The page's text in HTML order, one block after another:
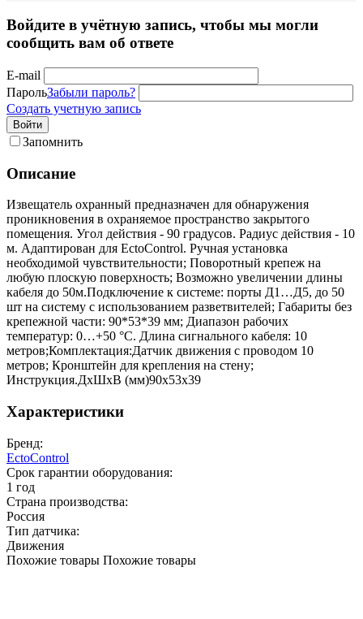
Войдите в учётную запись, чтобы мы могли
сообщить вам об ответе
E-mail
ПарольЗабыли пароль?
Создать учетную запись
Войти
Запомнить
Описание
Извещатель охранный предназначен для обнаружения
проникновения в охраняемое пространство закрытого
помещения. Угол действия - 90 градусов. Радиус действия - 10
м. Адаптирован для EctoControl. Ручная установка
необходимой чувствительности; Поворотный крепеж на
любую плоскую поверхность; Возможно увеличении длины
кабеля до 50м.Подключение к системе: порты Д1…Д5, до 50
шт на систему с использованием разветвителей; Габариты без
крепежной части: 90*53*39 мм; Диапазон рабочих
температур: 0…+50 °С. Длина сигнального кабеля: 10
метров;Комплектация:Датчик движения с проводом 10
метров; Кронштейн для крепления на стену;
Инструкция.ДхШхВ (мм)90х53х39
Характеристики
Бренд:
EctoControl
Срок гарантии оборудования:
1 год
Страна производства:
Россия
Тип датчика:
Движения
Похожие товары Похожие товары